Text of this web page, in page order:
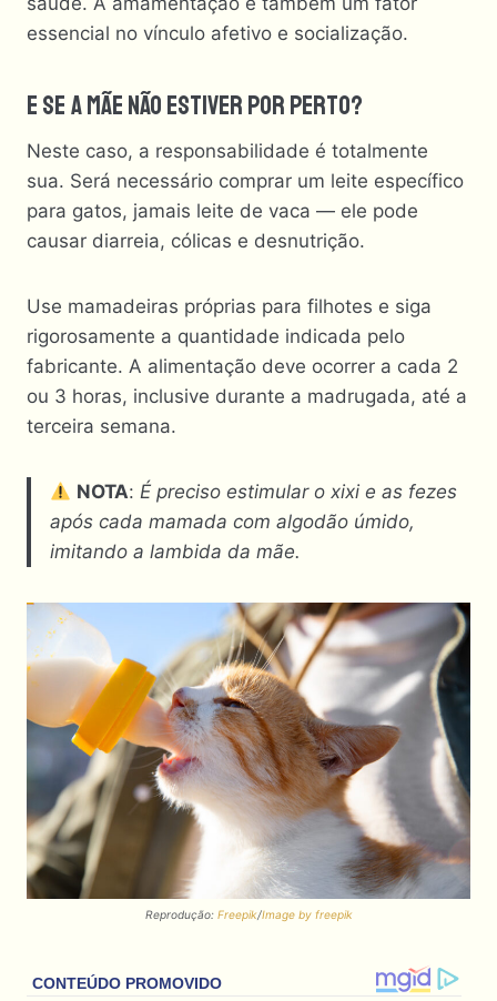
essencial no vínculo afetivo e socialização.
E Se A Mãe Não Estiver Por Perto?
Neste caso, a responsabilidade é totalmente
sua. Será necessário comprar um leite específico
para gatos, jamais leite de vaca — ele pode
causar diarreia, cólicas e desnutrição.
Use mamadeiras próprias para filhotes e siga
rigorosamente a quantidade indicada pelo
fabricante. A alimentação deve ocorrer a cada 2
ou 3 horas, inclusive durante a madrugada, até a
terceira semana.
NOTA:É preciso estimular o xixi e as fezes
após cada mamada com algodão úmido,
imitando a lambida da mãe.
Reprodução: Freepik/Image by freepik